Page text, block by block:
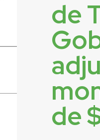
de
de